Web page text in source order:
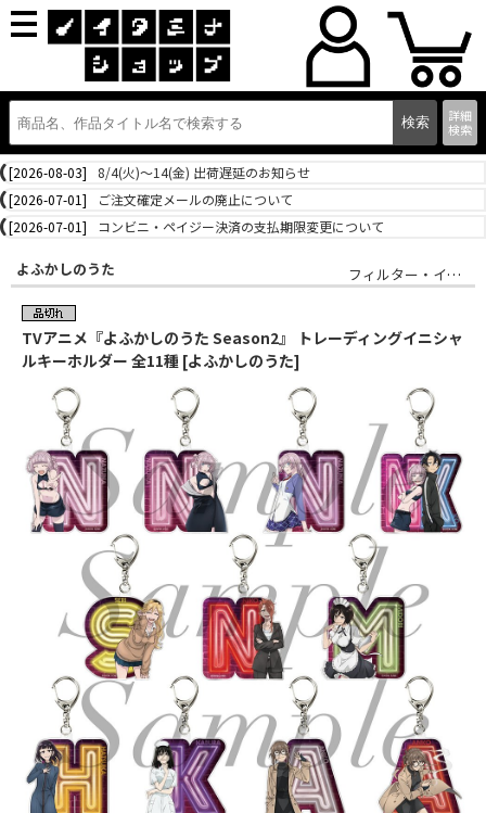
詳細
検索
[2026-08-03]
8/4(火)～14(金) 出荷遅延のお知らせ
[2026-07-01]
ご注文確定メールの廃止について
[2026-07-01]
コンビニ・ペイジー決済の支払期限変更について
よふかしのうた フィルター・インク
TVアニメ『よふかしのうた Season2』 トレーディングイニシャ
ルキーホルダー 全11種 [よふかしのうた]